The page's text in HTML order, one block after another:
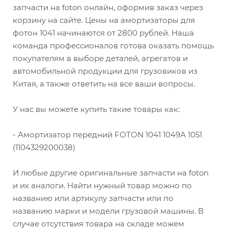
запчасти на foton онлайн, оформив заказ через
корзину на сайте. Цены на амортизаторы для
фотон 1041 начинаются от 2800 рублей. Наша
команда профессионалов готова оказать помощь
покупателям в выборе деталей, агрегатов и
автомобильной продукции для грузовиков из
Китая, а также ответить на все ваши вопросы.
У нас вы можете купить такие товары как:
- Амортизатор передний FOTON 1041 1049А 1051
(1104329200038)
И любые другие оригинальные запчасти на foton
и их аналоги. Найти нужный товар можно по
названию или артикулу запчасти или по
названию марки и модели грузовой машины. В
случае отсутствия товара на складе можем